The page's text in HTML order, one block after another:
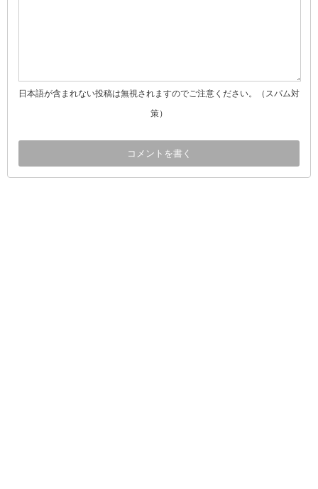
日本語が含まれない投稿は無視されますのでご注意ください。（スパム対
策）